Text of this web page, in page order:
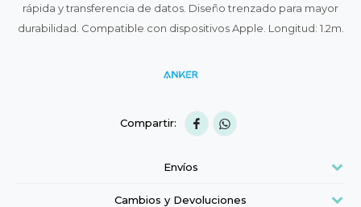
rápida y transferencia de datos. Diseño trenzado para mayor
durabilidad. Compatible con dispositivos Apple. Longitud: 1.2m.
 
Envíos
Cambios y Devoluciones